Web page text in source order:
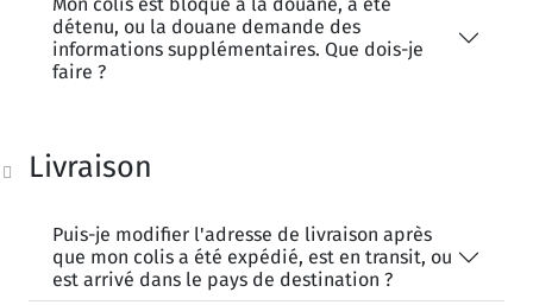
détenu, ou la douane demande des
informations supplémentaires. Que dois-je
faire ?
Livraison
Puis-je modifier l'adresse de livraison après
que mon colis a été expédié, est en transit, ou
est arrivé dans le pays de destination ?